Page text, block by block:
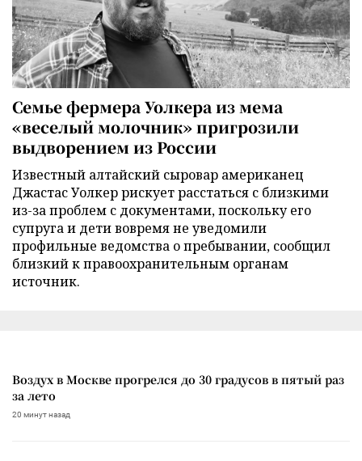
Семье фермера Уолкера из мема
«веселый молочник» пригрозили
выдворением из России
Известный алтайский сыровар американец
Джастас Уолкер рискует расстаться с близкими
из-за проблем с документами, поскольку его
супруга и дети вовремя не уведомили
профильные ведомства о пребывании, сообщил
близкий к правоохранительным органам
источник.
Воздух в Москве прогрелся до 30 градусов в пятый раз
за лето
20 минут назад